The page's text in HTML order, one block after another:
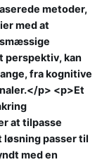
metoder,
med at
perspektiv, kan
fra kognitive
p> <p>Et
at tilpasse
løsning passer til
med en